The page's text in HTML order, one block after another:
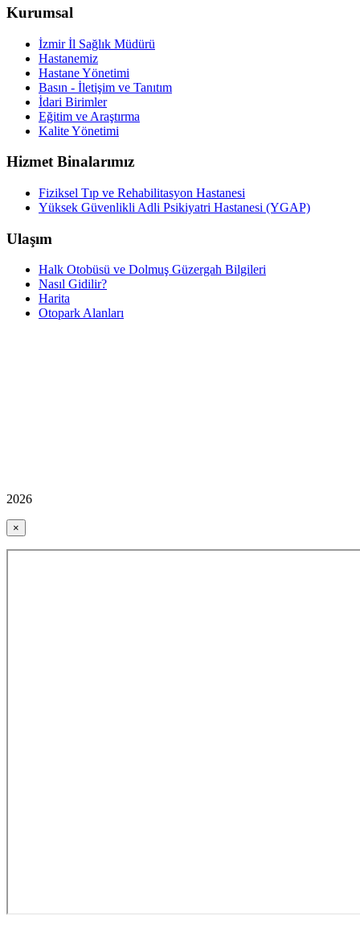
Kurumsal
İzmir İl Sağlık Müdürü
Hastanemiz
Hastane Yönetimi
Basın - İletişim ve Tanıtım
İdari Birimler
Eğitim ve Araştırma
Kalite Yönetimi
Hizmet Binalarımız
Fiziksel Tıp ve Rehabilitasyon Hastanesi
Yüksek Güvenlikli Adli Psikiyatri Hastanesi (YGAP)
Ulaşım
Halk Otobüsü ve Dolmuş Güzergah Bilgileri
Nasıl Gidilir?
Harita
Otopark Alanları
2026
×